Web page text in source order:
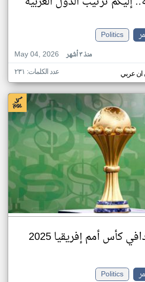
Politics
May 04, 2026
منذ ٣ أشهر
عربي عدد الكلمات: ٢٣١
كأس أمم إفريقيا 2025
Politics